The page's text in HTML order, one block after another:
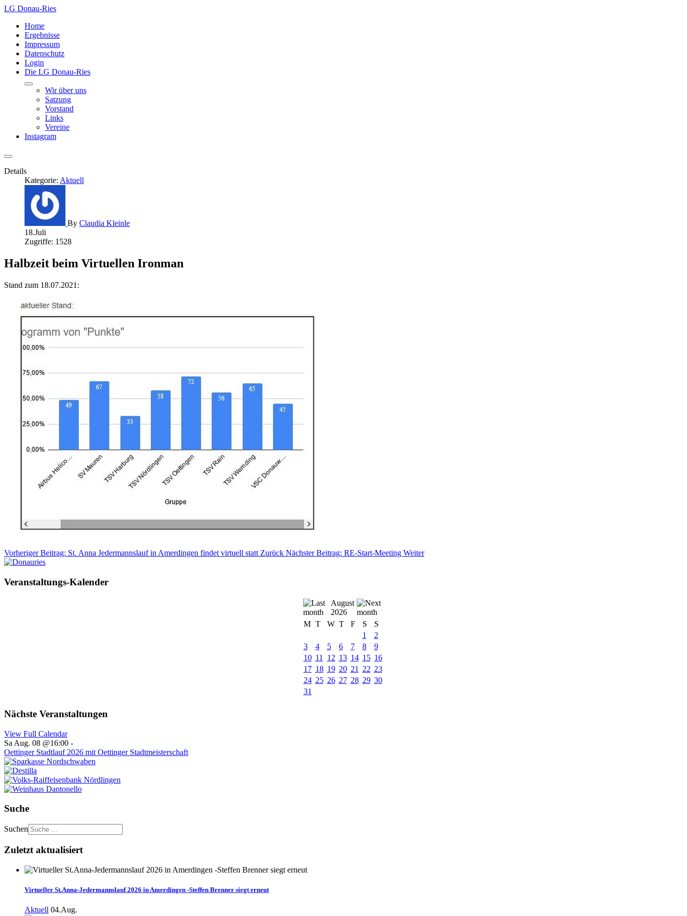
LG Donau-Ries
Home
Ergebnisse
Impressum
Datenschutz
Login
Die LG Donau-Ries
Wir über uns
Satzung
Vorstand
Links
Vereine
Instagram
Details
Kategorie: Aktuell
By Claudia Kleinle
18.Juli
Zugriffe: 1528
Halbzeit beim Virtuellen Ironman
Stand zum 18.07.2021:
Vorheriger Beitrag: St. Anna Jedermannslauf in Amerdingen findet virtuell statt Zurück Nächster Beitrag: RE-Start-Meeting Weiter
Veranstaltungs-Kalender
August
2026
M T W T F S
S
1
2
3
4 5 6 7 8
9
10 11 12 13 14 15 16
17 18 19 20 21 22 23
24 25 26 27 28 29 30
31
Nächste Veranstaltungen
View Full Calendar
Sa Aug. 08 @16:00 -
Oettinger Stadtlauf 2026 mit Oettinger Stadtmeisterschaft
Suche
Suchen
Zuletzt aktualisiert
Virtueller St.Anna-Jedermannslauf 2026 in Amerdingen -Steffen Brenner siegt erneut
Aktuell 04.Aug.